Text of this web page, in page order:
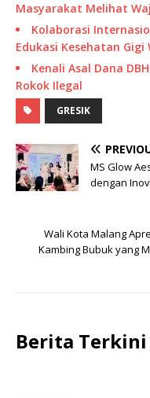
Masyarakat Melihat
Kolaborasi
Edukasi Kesehatan Gigi
Kenali Asal Dana
Rokok Ilegal
GRESIK
MS Glow
dengan
Wali Kota Malang
Kambing Bubuk yang
Berita Terkini